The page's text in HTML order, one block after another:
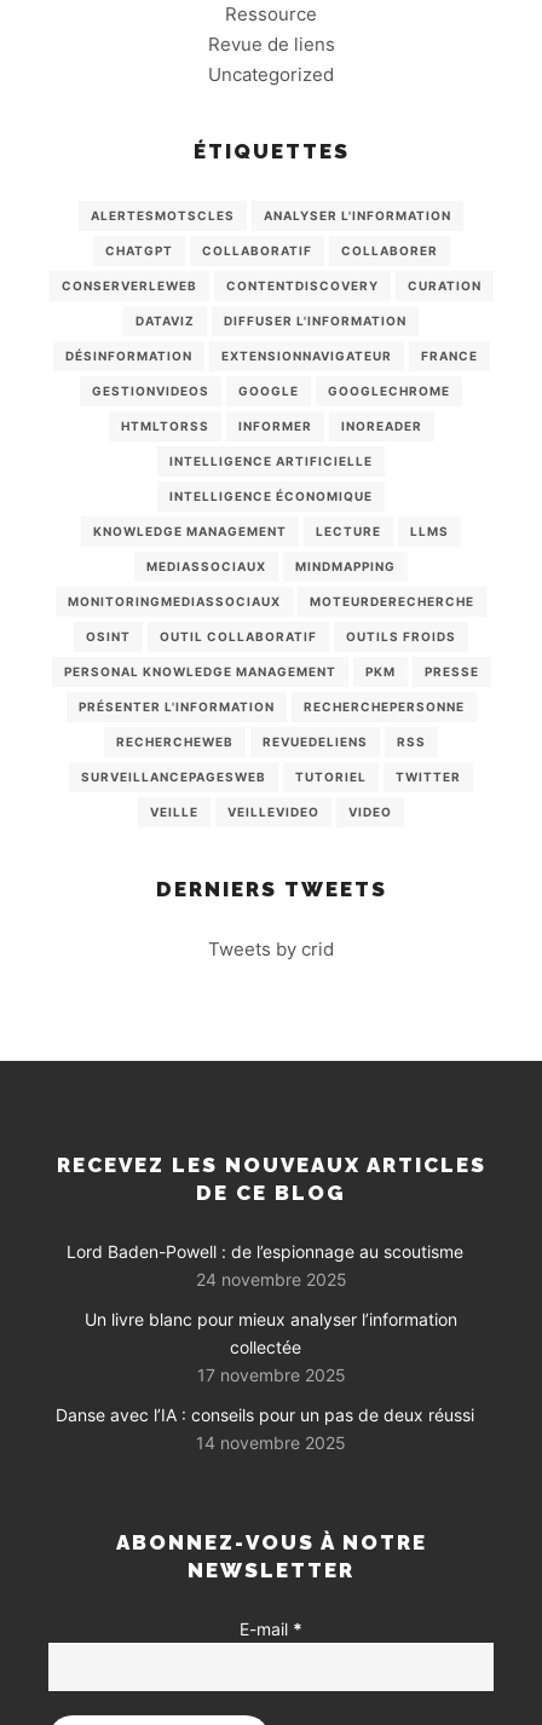
Ressource
Revue de liens
Uncategorized
ÉTIQUETTES
ALERTESMOTSCLES ANALYSER L'INFORMATION
CHATGPT COLLABORATIF COLLABORER
CONSERVERLEWEB CONTENTDISCOVERY CURATION
DATAVIZ DIFFUSER L'INFORMATION
DÉSINFORMATION EXTENSIONNAVIGATEUR FRANCE
GESTIONVIDEOS GOOGLE GOOGLECHROME
HTMLTORSS INFORMER INOREADER
INTELLIGENCE ARTIFICIELLE
INTELLIGENCE ÉCONOMIQUE
KNOWLEDGE MANAGEMENT LECTURE LLMS
MEDIASSOCIAUX MINDMAPPING
MONITORINGMEDIASSOCIAUX MOTEURDERECHERCHE
OSINT OUTIL COLLABORATIF OUTILS FROIDS
PERSONAL KNOWLEDGE MANAGEMENT PKM PRESSE
PRÉSENTER L'INFORMATION RECHERCHEPERSONNE
RECHERCHEWEB REVUEDELIENS RSS
SURVEILLANCEPAGESWEB TUTORIEL TWITTER
VEILLE VEILLEVIDEO VIDEO
DERNIERS TWEETS
Tweets by crid
RECEVEZ LES NOUVEAUX ARTICLES
DE CE BLOG
Lord Baden-Powell : de l’espionnage au scoutisme
24 novembre 2025
Un livre blanc pour mieux analyser l’information
collectée
17 novembre 2025
Danse avec l’IA : conseils pour un pas de deux réussi
14 novembre 2025
ABONNEZ-VOUS À NOTRE
NEWSLETTER
E-mail *